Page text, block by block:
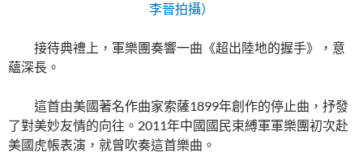
李晉拍攝）
接待典禮上，軍樂團奏響一曲《超出陸地的握手》，意
蘊深長。
這首由美國著名作曲家索薩1899年創作的停止曲，抒發
了對美妙友情的向往。2011年中國國民束縛軍軍樂團初次赴
美國虎帳表演，就曾吹奏這首樂曲。